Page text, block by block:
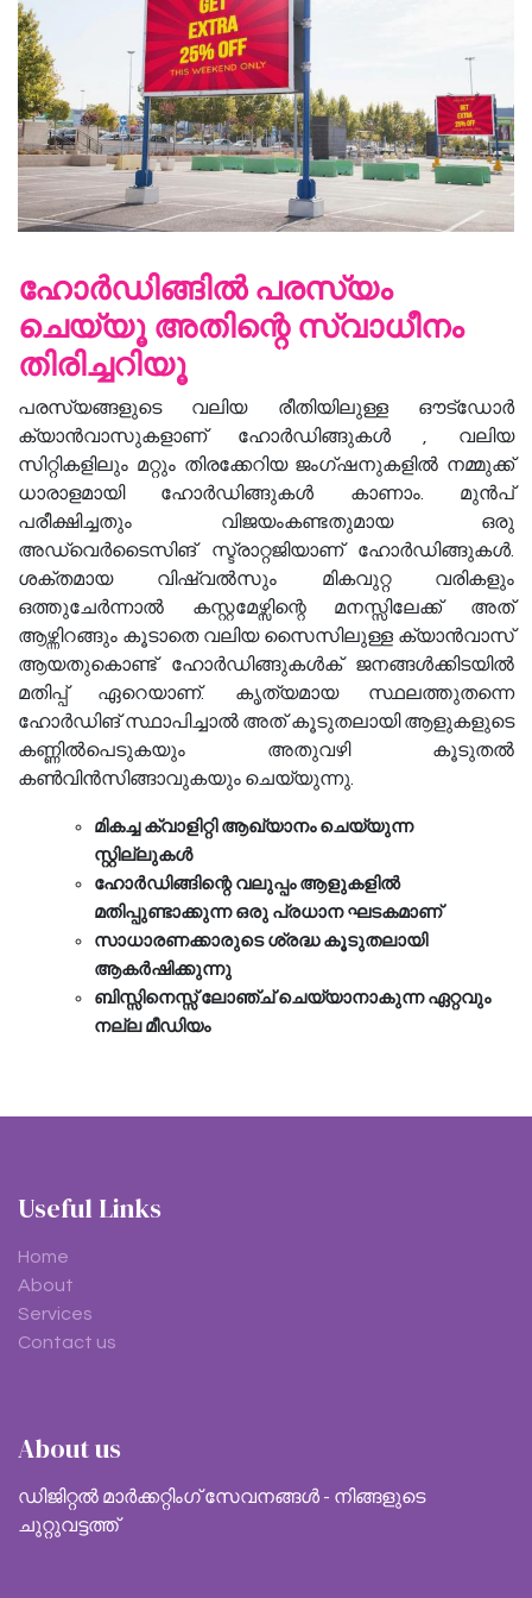
ഹോർഡിങ്ങിൽ പരസ്യം
ചെയ്യൂ അതിന്റെ സ്വാധീനം
തിരിച്ചറിയൂ
പരസ്യങ്ങളുടെ വലിയ രീതിയിലുള്ള ഔട്ഡോർ
ക്യാൻവാസുകളാണ് ഹോർഡിങ്ങുകൾ , വലിയ
സിറ്റികളിലും മറ്റും തിരക്കേറിയ ജംഗ്ഷനുകളിൽ നമ്മുക്ക്
ധാരാളമായി ഹോർഡിങ്ങുകൾ കാണാം. മുൻപ്
പരീക്ഷിച്ചതും വിജയംകണ്ടതുമായ ഒരു
അഡ്വെർടൈസിങ് സ്ട്രാറ്റജിയാണ് ഹോർഡിങ്ങുകൾ.
ശക്തമായ വിഷ്വൽസും മികവുറ്റ വരികളും
ഒത്തുചേർന്നാൽ കസ്റ്റമേഴ്സിന്റെ മനസ്സിലേക്ക് അത്
ആഴ്ന്നിറങ്ങും കൂടാതെ വലിയ സൈസിലുള്ള ക്യാൻവാസ്
ആയതുകൊണ്ട് ഹോർഡിങ്ങുകൾക് ജനങ്ങൾക്കിടയിൽ
മതിപ്പ് ഏറെയാണ്. കൃത്യമായ സ്ഥലത്തുതന്നെ
ഹോർഡിങ് സ്ഥാപിച്ചാൽ അത് കൂടുതലായി ആളുകളുടെ
കണ്ണിൽപെടുകയും അതുവഴി കൂടുതൽ
കൺവിൻസിങ്ങാവുകയും ചെയ്യുന്നു.
മികച്ച ക്വാളിറ്റി ആഖ്യാനം ചെയ്യുന്ന
സ്റ്റില്ലുകൾ
ഹോർഡിങ്ങിന്റെ വലുപ്പം ആളുകളിൽ
മതിപ്പുണ്ടാക്കുന്ന ഒരു പ്രധാന ഘടകമാണ്
സാധാരണക്കാരുടെ ശ്രദ്ധ കൂടുതലായി
ആകർഷിക്കുന്നു
ബിസ്സിനെസ്സ് ലോഞ്ച് ചെയ്യാനാകുന്ന ഏറ്റവും
നല്ല മീഡിയം
Useful Links
Home
About
Services
Contact us
About us
ഡിജിറ്റൽ മാർക്കറ്റിംഗ് സേവനങ്ങൾ - നിങ്ങളുടെ
ചുറ്റുവട്ടത്ത്